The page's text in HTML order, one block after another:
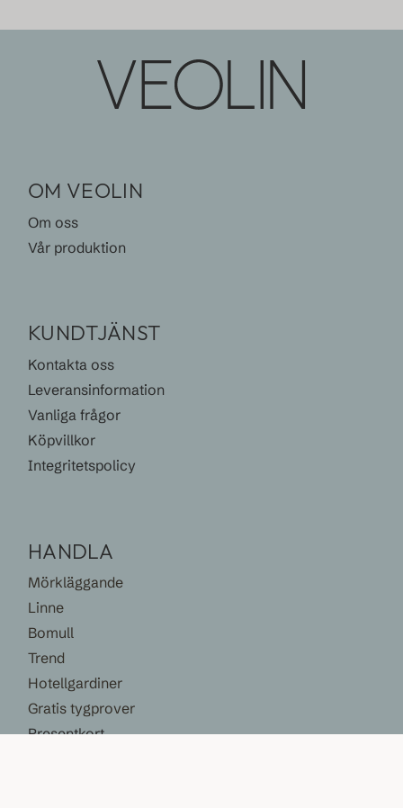
OM VEOLIN
Om oss
Vår produktion
KUNDTJÄNST
Kontakta oss
Leveransinformation
Vanliga frågor
Köpvillkor
Integritetspolicy
HANDLA
Mörkläggande
Linne
Bomull
Trend
Hotellgardiner
Gratis tygprover
Presentkort